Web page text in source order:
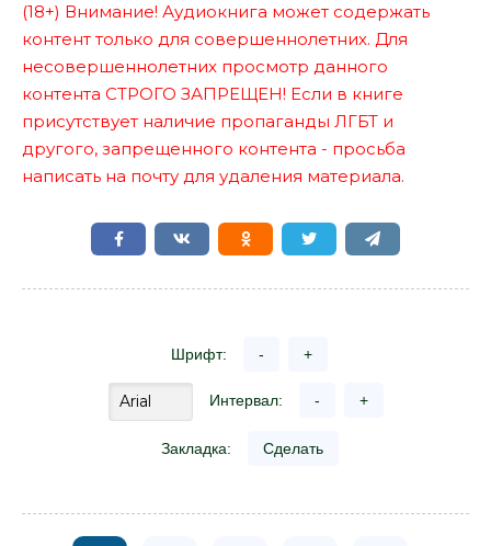
(18+) Внимание! Аудиокнига может содержать
контент только для совершеннолетних. Для
несовершеннолетних просмотр данного
контента СТРОГО ЗАПРЕЩЕН! Если в книге
присутствует наличие пропаганды ЛГБТ и
другого, запрещенного контента - просьба
написать на почту для удаления материала.
Шрифт: - +
Интервал: - +
Закладка: Сделать